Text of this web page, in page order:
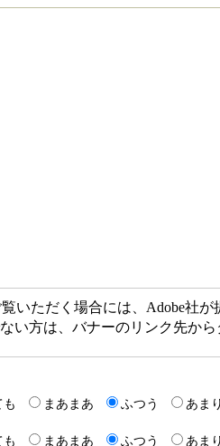
いただく場合には、Adobe社が
い方は、バナーのリンク先か
も まあまあ ふつう あまり
も まあまあ ふつう あまり